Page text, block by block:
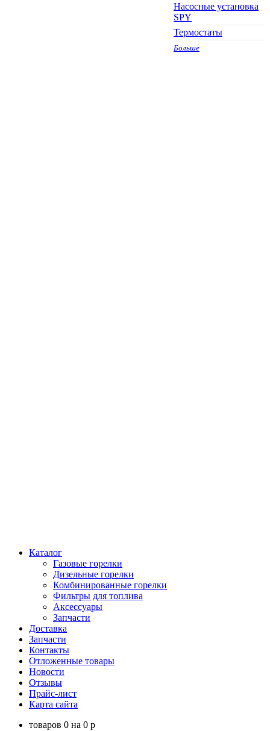
Насосные установка
SPY
Термостаты
Больше
Каталог
Газовые горелки
Дизельные горелки
Комбинированные горелки
Фильтры для топлива
Аксессуары
Запчасти
Доставка
Запчасти
Контакты
Отложенные товары
Новости
Отзывы
Прайс-лист
Карта сайта
товаров 0 на 0 p